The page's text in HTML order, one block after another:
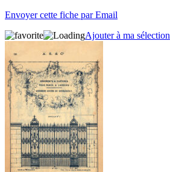
Envoyer cette fiche par Email
Ajouter à ma sélection